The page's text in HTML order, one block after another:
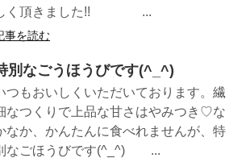
く頂きました!! ...
事を読む
別なごうほうびです(^_^)
つもおいしくいただいております。繊
なつくりで上品な甘さはやみつき♡な
なか、かんたんに食べれませんが、特
なごほうびです(^_^) ...